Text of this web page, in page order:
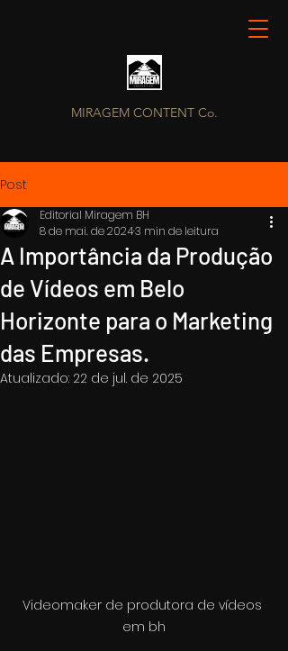
MIRAGEM CONTENT Co.
Post
A Importância da Produção
de Vídeos em Belo
Horizonte para o Marketing
das Empresas.
Editorial Miragem BH
8 de mai. de 20243 min de leitura
Atualizado: 22 de jul. de 2025
Videomaker de produtora de vídeos
em bh